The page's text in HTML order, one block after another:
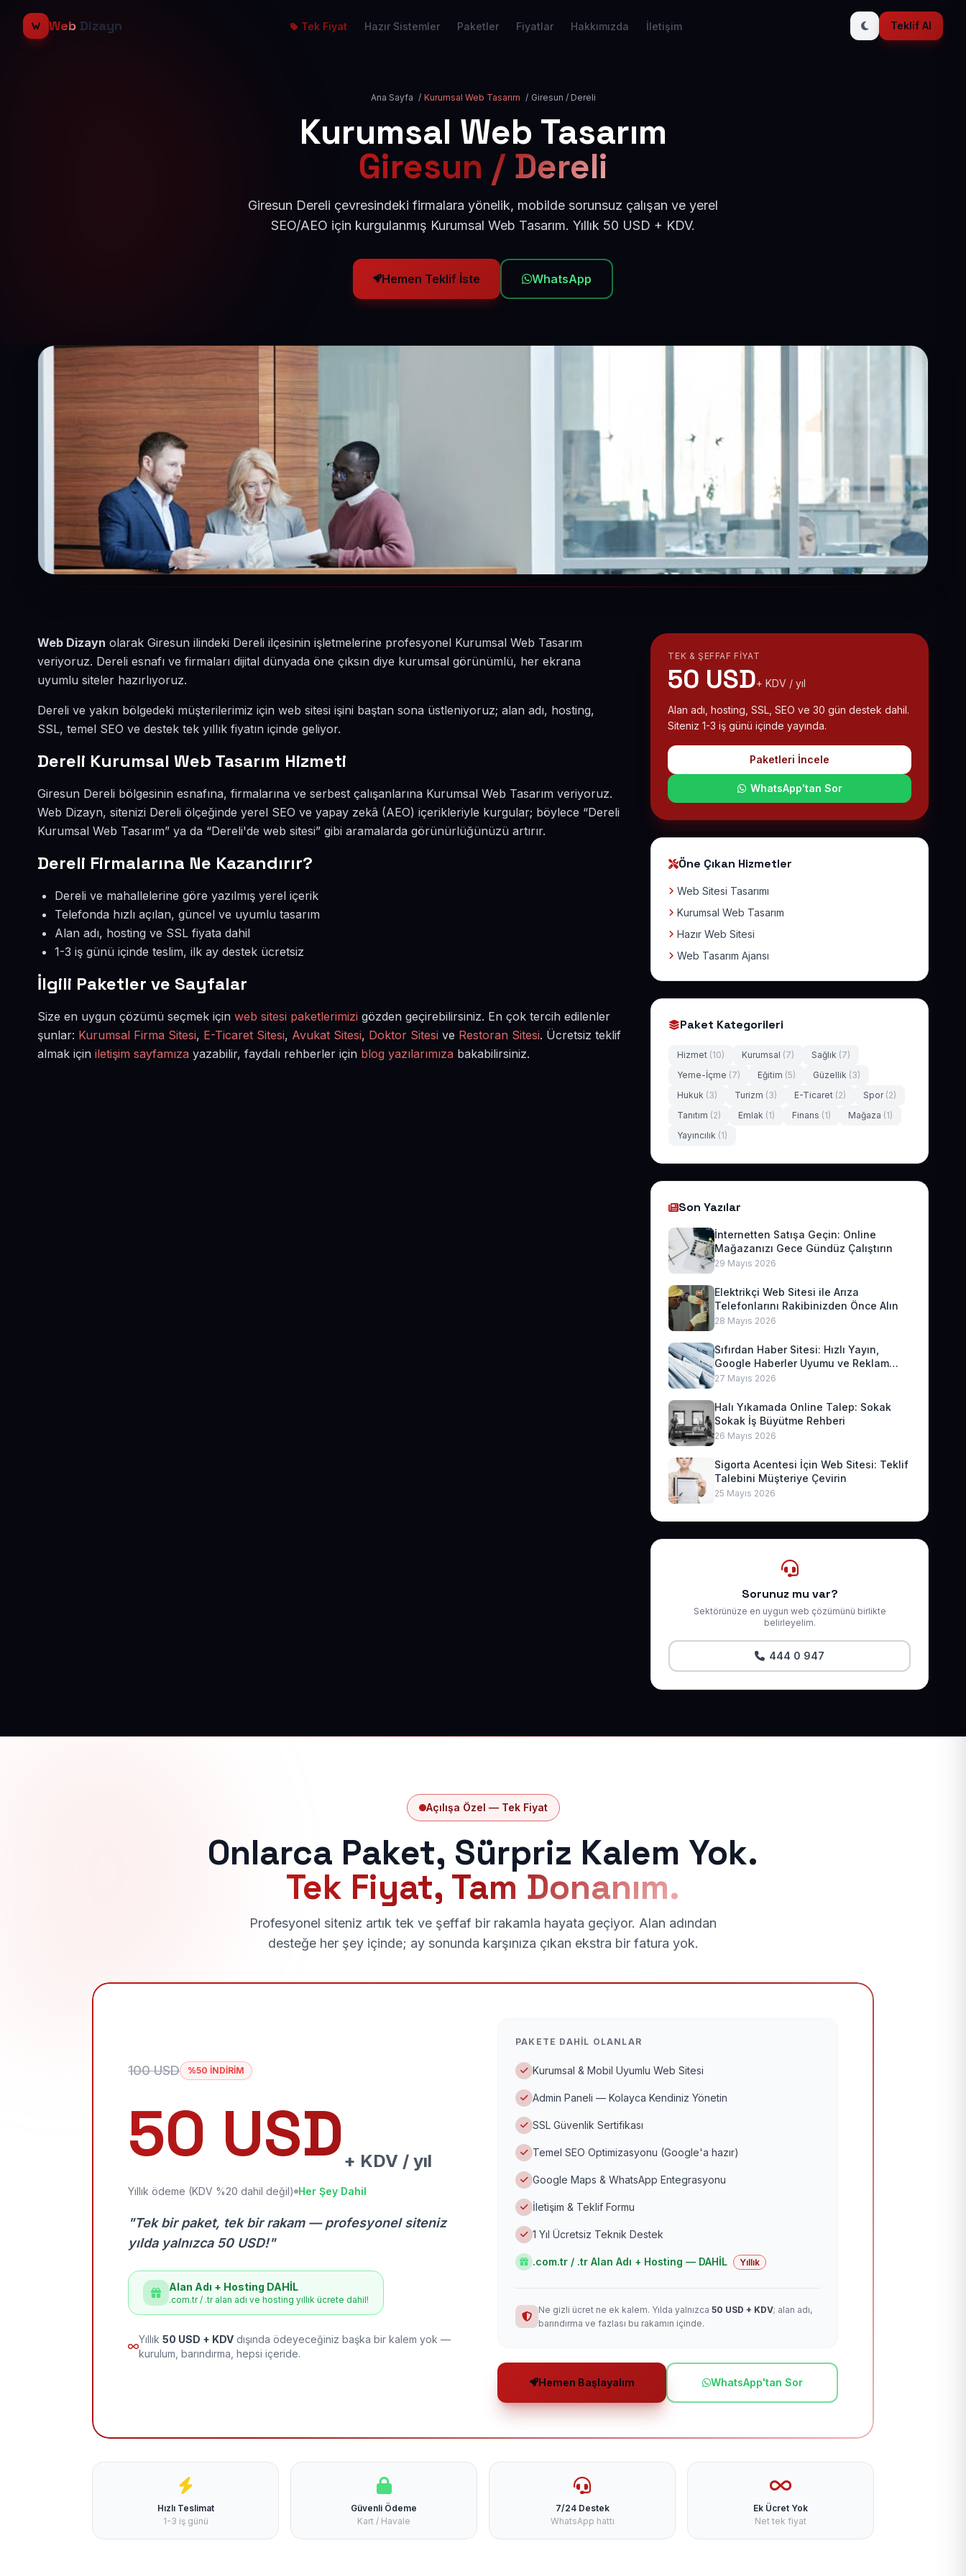
Web Dizayn Tek Fiyat Hazır Sistemler Paketler Fiyatlar Hakkımızda İletişim Teklif Al
Ana Sayfa / Kurumsal Web Tasarım / Giresun / Dereli
Kurumsal Web Tasarım
Giresun / Dereli
Giresun Dereli çevresindeki firmalara yönelik, mobilde sorunsuz çalışan ve yerel
SEO/AEO için kurgulanmış Kurumsal Web Tasarım. Yıllık 50 USD + KDV.
Hemen Teklif İste WhatsApp
Web Dizayn olarak Giresun ilindeki Dereli ilçesinin işletmelerine profesyonel Kurumsal Web Tasarım
veriyoruz. Dereli esnafı ve firmaları dijital dünyada öne çıksın diye kurumsal görünümlü, her ekrana
uyumlu siteler hazırlıyoruz.
Dereli ve yakın bölgedeki müşterilerimiz için web sitesi işini baştan sona üstleniyoruz; alan adı, hosting,
SSL, temel SEO ve destek tek yıllık fiyatın içinde geliyor.
Dereli Kurumsal Web Tasarım Hizmeti
Giresun Dereli bölgesinin esnafına, firmalarına ve serbest çalışanlarına Kurumsal Web Tasarım veriyoruz.
Web Dizayn, sitenizi Dereli ölçeğinde yerel SEO ve yapay zekâ (AEO) içerikleriyle kurgular; böylece “Dereli
Kurumsal Web Tasarım” ya da “Dereli'de web sitesi” gibi aramalarda görünürlüğünüzü artırır.
Dereli Firmalarına Ne Kazandırır?
Dereli ve mahallelerine göre yazılmış yerel içerik
Telefonda hızlı açılan, güncel ve uyumlu tasarım
Alan adı, hosting ve SSL fiyata dahil
1-3 iş günü içinde teslim, ilk ay destek ücretsiz
İlgili Paketler ve Sayfalar
Size en uygun çözümü seçmek için web sitesi paketlerimizi gözden geçirebilirsiniz. En çok tercih edilenler
şunlar: Kurumsal Firma Sitesi, E-Ticaret Sitesi, Avukat Sitesi, Doktor Sitesi ve Restoran Sitesi. Ücretsiz teklif
almak için iletişim sayfamıza yazabilir, faydalı rehberler için blog yazılarımıza bakabilirsiniz.
TEK & ŞEFFAF FIYAT
50 USD+ KDV / yıl
Alan adı, hosting, SSL, SEO ve 30 gün destek dahil.
Siteniz 1-3 iş günü içinde yayında.
Paketleri İncele
WhatsApp'tan Sor
Öne Çıkan Hizmetler
Web Sitesi Tasarımı
Kurumsal Web Tasarım
Hazır Web Sitesi
Web Tasarım Ajansı
Paket Kategorileri
Hizmet (10) Kurumsal (7) Sağlık (7)
Yeme-İçme (7) Eğitim (5) Güzellik (3)
Hukuk (3) Turizm (3) E-Ticaret (2) Spor (2)
Tanıtım (2) Emlak (1) Finans (1) Mağaza (1)
Yayıncılık (1)
Son Yazılar
İnternetten Satışa Geçin: Online
Mağazanızı Gece Gündüz Çalıştırın
29 Mayıs 2026
Elektrikçi Web Sitesi ile Arıza
Telefonlarını Rakibinizden Önce Alın
28 Mayıs 2026
Sıfırdan Haber Sitesi: Hızlı Yayın,
Google Haberler Uyumu ve Reklam
Geliri
27 Mayıs 2026
Halı Yıkamada Online Talep: Sokak
Sokak İş Büyütme Rehberi
26 Mayıs 2026
Sigorta Acentesi İçin Web Sitesi: Teklif
Talebini Müşteriye Çevirin
25 Mayıs 2026
Sorunuz mu var?
Sektörünüze en uygun web çözümünü birlikte
belirleyelim.
444 0 947
Açılışa Özel — Tek Fiyat
Onlarca Paket, Sürpriz Kalem Yok.
Tek Fiyat, Tam Donanım.
Profesyonel siteniz artık tek ve şeffaf bir rakamla hayata geçiyor. Alan adından
desteğe her şey içinde; ay sonunda karşınıza çıkan ekstra bir fatura yok.
100 USD %50 İNDİRİM
50 USD + KDV / yıl
Yıllık ödeme (KDV %20 dahil değil) Her Şey Dahil
"Tek bir paket, tek bir rakam — profesyonel siteniz
yılda yalnızca 50 USD!"
Alan Adı + Hosting DAHİL
.com.tr / .tr alan adı ve hosting yıllık ücrete dahil!
Yıllık 50 USD + KDV dışında ödeyeceğiniz başka bir kalem yok —
kurulum, barındırma, hepsi içeride.
PAKETE DAHIL OLANLAR
Kurumsal & Mobil Uyumlu Web Sitesi
Admin Paneli — Kolayca Kendiniz Yönetin
SSL Güvenlik Sertifikası
Temel SEO Optimizasyonu (Google'a hazır)
Google Maps & WhatsApp Entegrasyonu
İletişim & Teklif Formu
1 Yıl Ücretsiz Teknik Destek
.com.tr / .tr Alan Adı + Hosting — DAHİL Yıllık
Ne gizli ücret ne ek kalem. Yılda yalnızca 50 USD + KDV; alan adı,
barındırma ve fazlası bu rakamın içinde.
Hemen Başlayalım WhatsApp'tan Sor
Hızlı Teslimat
1-3 iş günü
Güvenli Ödeme
Kart / Havale
7/24 Destek
WhatsApp hattı
Ek Ücret Yok
Net tek fiyat